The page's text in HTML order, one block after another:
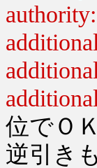
位でＯ
逆引きも